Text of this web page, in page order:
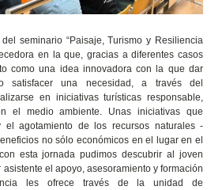
seminario “Paisaje, Turismo y Resiliencia
en la que, gracias a diferentes casos
como una idea innovadora con la que dar
satisfacer una necesidad, a través del
en iniciativas turísticas responsable,
el medio ambiente. Unas iniciativas que
el agotamiento de los recursos naturales -
no sólo económicos en el lugar en el
esta jornada pudimos descubrir al joven
el apoyo, asesoramiento y formación
les ofrece través de la unidad de